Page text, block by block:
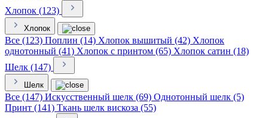
Хлопок (123)
Хлопок
Все (123) Поплин (14) Хлопок вышитый (42) Хлопок
однотонный (41) Хлопок с принтом (65) Хлопок сатин (18)
Шелк (147)
Шелк
Все (147) Искусственный шелк (69) Однотонный шелк (5)
Принт (141) Ткань шелк вискоза (55)